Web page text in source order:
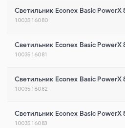
Светильник Econex Basic
1003516080
Светильник Econex Basic
1003516081
Светильник Econex Basic
1003516082
Светильник Econex Basic
1003516083